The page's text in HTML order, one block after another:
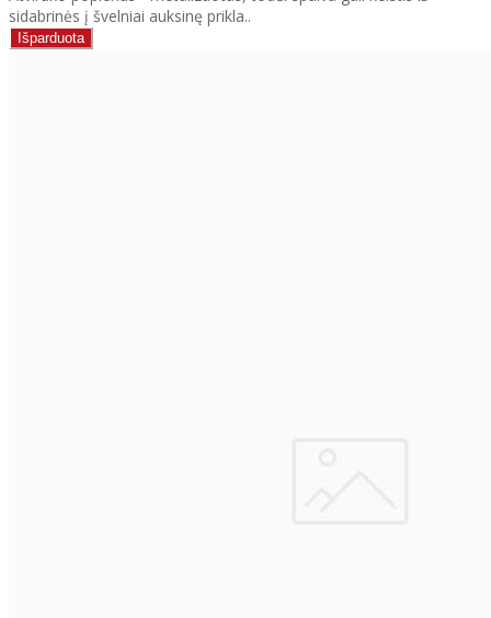
sidabrinės į švelniai auksinę prikla..